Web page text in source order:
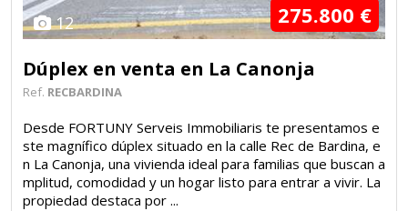
12 275.800 €
Dúplex en venta en La Canonja
Ref. RECBARDINA
Desde FORTUNY Serveis Immobiliaris te presentamos e
ste magnífico dúplex situado en la calle Rec de Bardina, e
n La Canonja, una vivienda ideal para familias que buscan a
mplitud, comodidad y un hogar listo para entrar a vivir. La
propiedad destaca por ...